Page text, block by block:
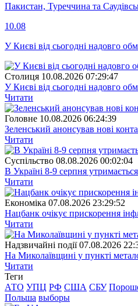
Пакистан, Туреччина та
10.08
У Києві від сьогодні надовго
Столиця 10.08.2026 07:29:47
У Києві від сьогодні надовго
Читати
Головне 10.08.2026 06:24:39
Зеленський анонсував нові
Читати
Суспiльство 08.08.2026 00:02:04
В Україні 8-9 серпня
Читати
Економіка 07.08.2026 23:29:52
Нацбанк очікує прискорення
Читати
Надзвичайні події 07.08.2026
На Миколаївщині у пункті
Читати
Теги
АТО УПЦ РФ США СБУ
Польша выборы